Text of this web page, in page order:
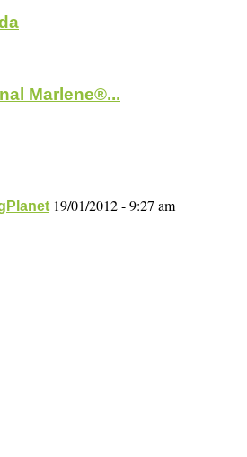
Marlene®...
19/01/2012 - 9:27 am